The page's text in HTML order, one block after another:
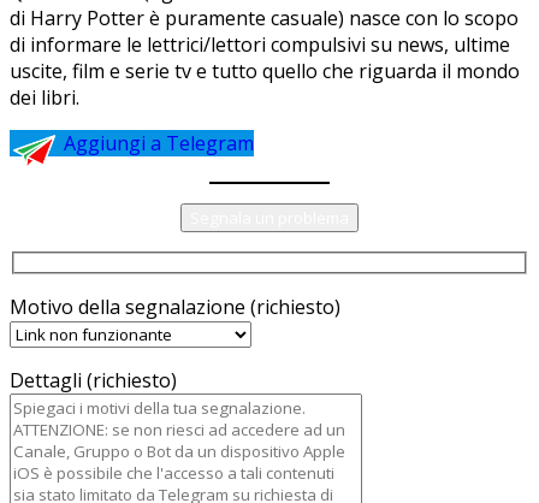
di Harry Potter è puramente casuale) nasce con lo scopo
di informare le lettrici/lettori compulsivi su news, ultime
uscite, film e serie tv e tutto quello che riguarda il mondo
dei libri.
Aggiungi a Telegram
Motivo della segnalazione (richiesto)
Dettagli (richiesto)